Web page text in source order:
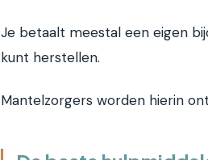
Je betaalt meestal een eigen
kunt herstellen.
Mantelzorgers worden hierin